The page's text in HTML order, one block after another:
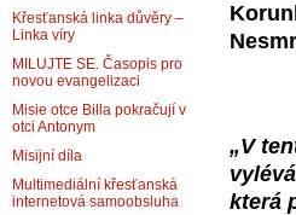
„V
která
Křesťanská linka důvěry –
Linka víry
MILUJTE SE. Časopis pro
novou evangelizaci
Misie otce Billa pokračují v
otci Antonym
Misijní díla
Multimediální křesťanská
internetová samoobsluha